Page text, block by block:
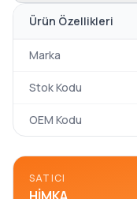
Ürün Özellikleri
Marka
Stok Kodu
OEM Kodu
SATICI